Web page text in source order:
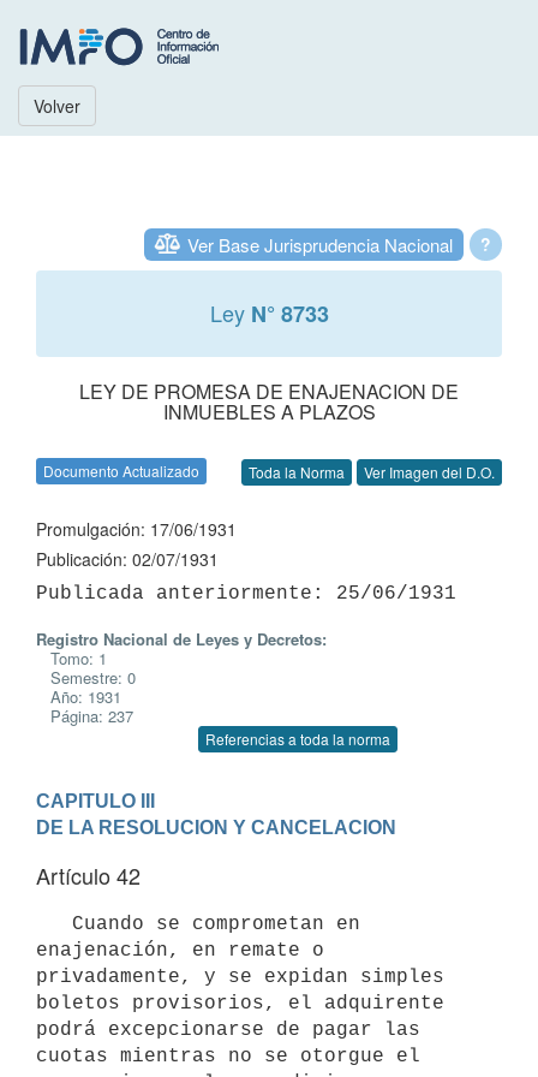
Volver
?
Ver Base Jurisprudencia Nacional
Ley N° 8733
LEY DE PROMESA DE ENAJENACION DE
INMUEBLES A PLAZOS
Documento Actualizado Toda la Norma Ver Imagen del D.O.
Promulgación: 17/06/1931
Publicación: 02/07/1931
Registro Nacional de Leyes y Decretos:
Tomo: 1
Semestre: 0
Año: 1931
Página: 237
Referencias a toda la norma
CAPITULO III
DE LA RESOLUCION Y CANCELACION
Artículo 42
enajenación, en remate o
privadamente, y se expidan simples
boletos provisorios, el adquirente
podrá excepcionarse de pagar las
cuotas mientras no se otorgue el